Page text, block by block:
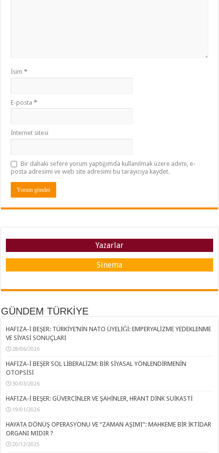
İsim*
E-posta*
İnternet sitesi
Bir dahaki sefere yorum yaptığımda kullanılmak üzere adımı, e-
posta adresimi ve web site adresimi bu tarayıcıya kaydet.
Yazarlar
Sinema
GÜNDEM TÜRKİYE
HAFIZA-İ BEŞER: TÜRKİYE’NİN NATO ÜYELİĞİ: EMPERYALİZME YEDEKLENME
VE SİYASİ SONUÇLARI
28/06/2026
HAFIZA-İ BEŞER SOL LİBERALİZM: BİR SİYASAL YÖNLENDİRMENİN
OTOPSİSİ
30/03/2026
HAFIZA-İ BEŞER: GÜVERCİNLER VE ŞAHİNLER, HRANT DİNK SUİKASTİ
19/01/2026
HAYATA DÖNÜŞ OPERASYONU VE “ZAMAN AŞIMI”: MAHKEME BİR İKTİDAR
ORGANI MIDIR ?
20/12/2025